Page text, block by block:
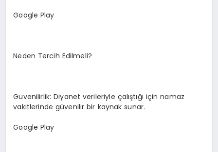
Google Play
Neden Tercih Edilmeli?
Güvenilirlik: Diyanet verileriyle çalıştığı için namaz
vakitlerinde güvenilir bir kaynak sunar.
Google Play